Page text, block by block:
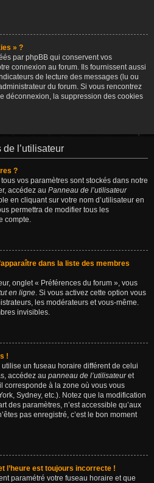
» ?
par phpBB qui conservent vos
connexion au forum. Ils fournissent aussi
de lecture des messages (lu ou
du forum. Si vous rencontrez
déconnexion, la suppression des cookies
de l’utilisateur
?
vos paramètres sont stockés dans notre
accédez au Panneau de l’utilisateur
en cliquant sur votre nom d’utilisateur en
permettra de modifier tous les
compte.
dans la liste des membres
onglet « Préférences du forum », vous
en ligne. Si vous activez cette option vous
les modérateurs et vous-même.
invisibles.
!
utilise un fuseau horaire différent de celui
accédez au panneau de l’utilisateuret
corresponde à la zone où vous vous
Sydney, etc.). Notez que la modification
des paramètres, n’est accessible qu’aux
pas enregistré, c’est le bon moment
l’heure est toujours incorrecte !
paramétré votre fuseau horaire et que